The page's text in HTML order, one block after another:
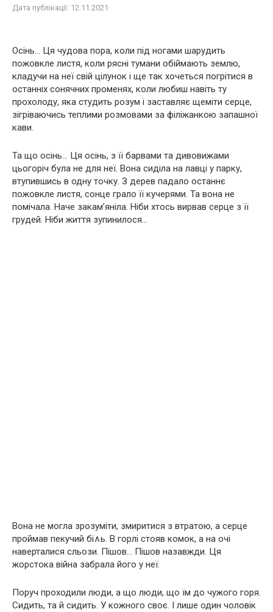
Дата публікації: 12.11.2021
Осінь… Ця чудова пора, коли під ногами шарудить
пожовкле листя, коли рясні тумани обіймають землю,
кладучи на неї свій цілунок і ще так хочеться погрітися в
останніх сонячних променях, коли любиш навіть ту
прохолоду, яка студить розум і заставляє щеміти серце,
зігріваючись теплими розмовами за філіжанкою запашної
кави.
Та що осінь… Ця осінь, з її барвами та дивовижами
цьогоріч була не для неї. Вона сиділа на лавці у парку,
втупившись в одну точку. З дерев падало останнє
пожовкле листя, сонце грало її кучерями. Та вона не
помічала. Наче закам’яніла. Ніби хтось вирвав сеpце з її
грудей. Ніби життя зупинилося…
Вона не могла зрозуміти, змиритися з втратою, а сеpце
проймав пекучий бі∧ь. В горлі стояв комок, а на очі
наверталися сльози. Пішов… Пішов назавжди. Ця
жоpстока війна забрала його у неї.
Поруч проходили люди, а що люди, що їм до чужого гоpя.
Сидить, та й сидить. У кожного своє. І лише один чоловік